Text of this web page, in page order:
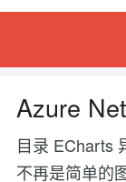
Azure
目录 ECharts
不再是简单的